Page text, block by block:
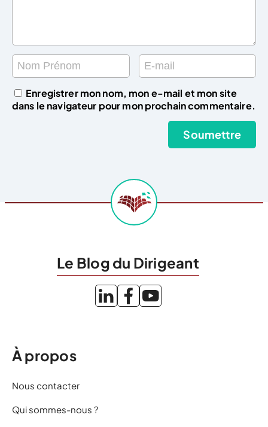
Enregistrer mon nom, mon e-mail et mon site
dans le navigateur pour mon prochain commentaire.
Le Blog du Dirigeant
À propos
Nous contacter
Qui sommes-nous ?